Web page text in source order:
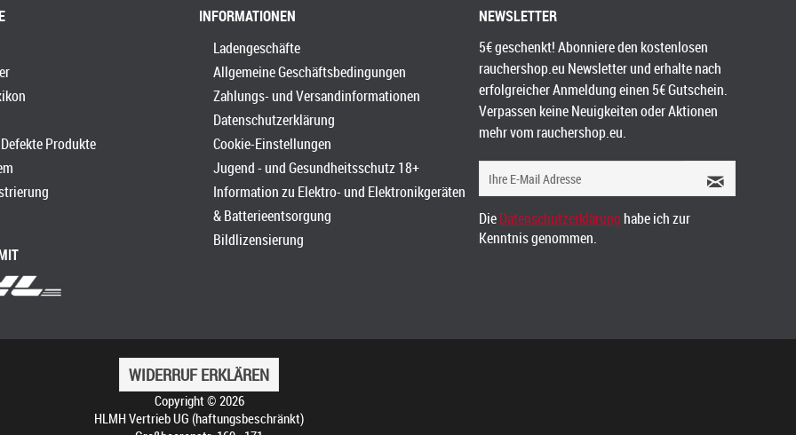
Produkte
INFORMATIONEN
Ladengeschäfte
Allgemeine Geschäftsbedingungen
Zahlungs- und Versandinformationen
Datenschutzerklärung
Cookie-Einstellungen
Jugend - und Gesundheitsschutz 18+
Information zu Elektro- und Elektronikgeräten
& Batterieentsorgung
Bildlizensierung
NEWSLETTER
5€ geschenkt! Abonniere den kostenlosen
rauchershop.eu Newsletter und erhalte nach
erfolgreicher Anmeldung einen 5€ Gutschein.
Verpassen keine Neuigkeiten oder Aktionen
mehr vom rauchershop.eu.
DieDatenschutzerklärung habe ich zur
Kenntnis genommen.
WIDERRUF ERKLÄREN
Copyright © 2026
HLMH Vertrieb UG (haftungsbeschränkt)